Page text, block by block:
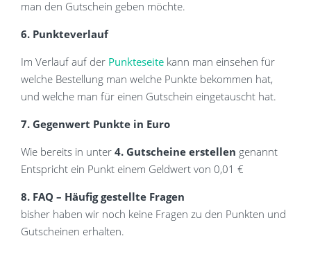
man den Gutschein geben möchte.
6. Punkteverlauf
Im Verlauf auf der Punkteseite kann man einsehen für
welche Bestellung man welche Punkte bekommen hat,
und welche man für einen Gutschein eingetauscht hat.
7. Gegenwert Punkte in Euro
Wie bereits in unter 4. Gutscheine erstellen genannt
Entspricht ein Punkt einem Geldwert von 0,01 €
8. FAQ – Häufig gestellte Fragen
bisher haben wir noch keine Fragen zu den Punkten und
Gutscheinen erhalten.